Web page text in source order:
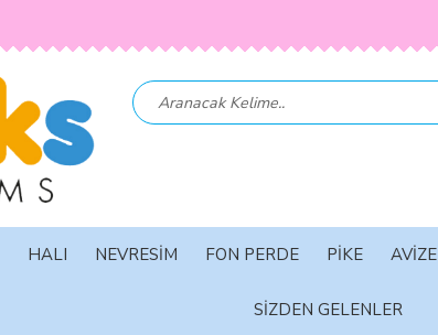
HALI NEVRESİM FON PERDE PİKE AVİZE
SİZDEN GELENLER